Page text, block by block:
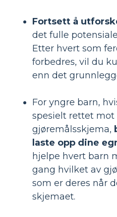
Fortsett å
det fulle
Etter hvert som
forbedres, vil du
enn det
For yngre barn,
spesielt rettet mot
gjøremålsskjema,
laste opp dine
hjelpe hvert barn
gang hvilket av
som er deres når
skjemaet.